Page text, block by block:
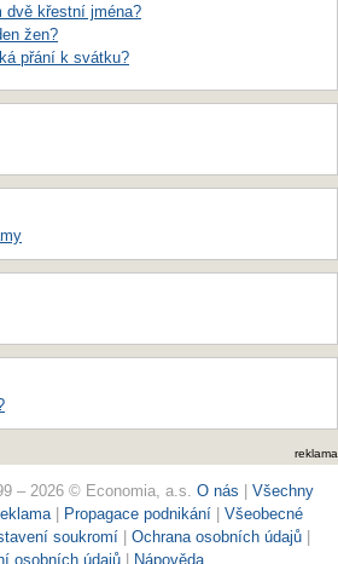
dvě křestní jména?
žen?
přání k svátku?
reklama
– 2026 © Economia, a.s. O nás | Všechny
| Propagace podnikání| Všeobecné
soukromí | Ochrana osobních údajů |
osobních údajů | Nápověda